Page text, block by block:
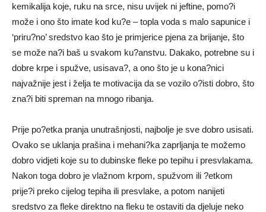
kemikalija koje, ruku na srce, nisu uvijek ni jeftine, pomo?i
može i ono što imate kod ku?e – topla voda s malo sapunice i
‘priru?no’ sredstvo kao što je primjerice pjena za brijanje, što
se može na?i baš u svakom ku?anstvu. Dakako, potrebne su i
dobre krpe i spužve, usisava?, a ono što je u kona?nici
najvažnije jest i želja te motivacija da se vozilo o?isti dobro, što
zna?i biti spreman na mnogo ribanja.
Prije po?etka pranja unutrašnjosti, najbolje je sve dobro usisati.
Ovako se uklanja prašina i mehani?ka zaprljanja te možemo
dobro vidjeti koje su to dubinske fleke po tepihu i presvlakama.
Nakon toga dobro je vlažnom krpom, spužvom ili ?etkom
prije?i preko cijelog tepiha ili presvlake, a potom nanijeti
sredstvo za fleke direktno na fleku te ostaviti da djeluje neko